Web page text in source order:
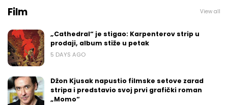
Film View all
„Cathedral“ je stigao: Karpenterov strip u
prodaji, album stiže u petak
5 DAYS AGO
Džon Kjusak napustio filmske setove zarad
stripa i predstavio svoj prvi grafički roman
„Momo“